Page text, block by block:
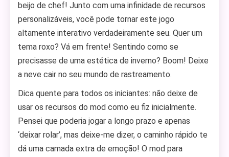
beijo de chef! Junto com uma infinidade de recursos
personalizáveis, você pode tornar este jogo
altamente interativo verdadeiramente seu. Quer um
tema roxo? Vá em frente! Sentindo como se
precisasse de uma estética de inverno? Boom! Deixe
a neve cair no seu mundo de rastreamento.
Dica quente para todos os iniciantes: não deixe de
usar os recursos do mod como eu fiz inicialmente.
Pensei que poderia jogar a longo prazo e apenas
‘deixar rolar’, mas deixe-me dizer, o caminho rápido te
dá uma camada extra de emoção! O mod para